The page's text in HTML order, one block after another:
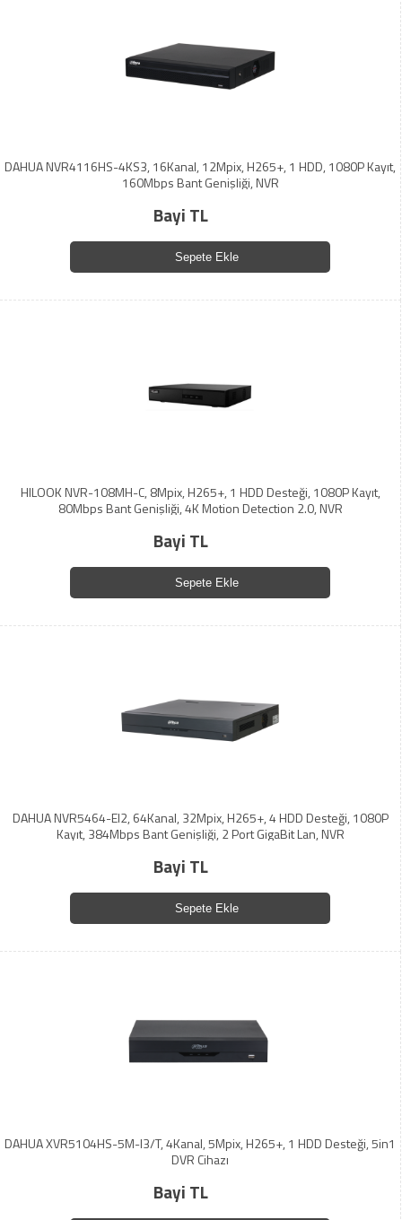
DAHUA NVR4116HS-4KS3, 16Kanal, 12Mpix, H265+, 1 HDD, 1080P Kayıt,
160Mbps Bant Genişliği, NVR
Bayi TL
Sepete Ekle
HILOOK NVR-108MH-C, 8Mpix, H265+, 1 HDD Desteği, 1080P Kayıt,
80Mbps Bant Genişliği, 4K Motion Detection 2.0, NVR
Bayi TL
Sepete Ekle
DAHUA NVR5464-EI2, 64Kanal, 32Mpix, H265+, 4 HDD Desteği, 1080P
Kayıt, 384Mbps Bant Genişliği, 2 Port GigaBit Lan, NVR
Bayi TL
Sepete Ekle
DAHUA XVR5104HS-5M-I3/T, 4Kanal, 5Mpix, H265+, 1 HDD Desteği, 5in1
DVR Cihazı
Bayi TL